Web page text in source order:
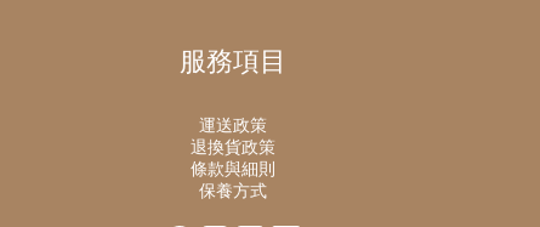
服務項目
運送政策
退換貨政策
條款與細則
保養方式